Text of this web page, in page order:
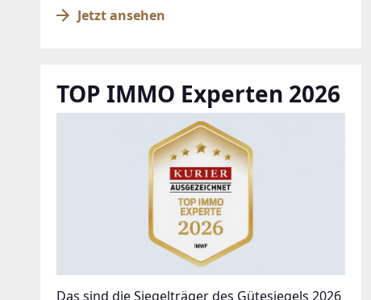
Jetzt ansehen
TOP IMMO Experten 2026
Das sind die Siegelträger des Gütesiegels 2026